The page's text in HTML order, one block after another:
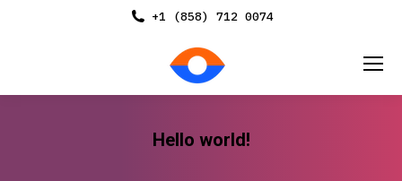
+1 (858) 712 0074
Hello world!